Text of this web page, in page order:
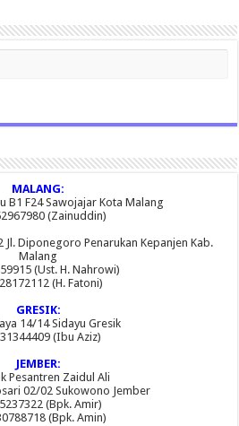
MALANG:
B1 F24 Sawojajar Kota Malang
(Zainuddin)
Jl. Diponegoro Penarukan Kepanjen Kab.
Malang
(Ust. H. Nahrowi)
(H. Fatoni)
GRESIK:
14/14 Sidayu Gresik
(Ibu Aziz)
JEMBER:
Pesantren Zaidul Ali
02/02 Sukowono Jember
(Bpk. Amir)
(Bpk. Amin)